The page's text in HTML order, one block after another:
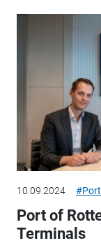
10.09.2024
Port of
Terminals